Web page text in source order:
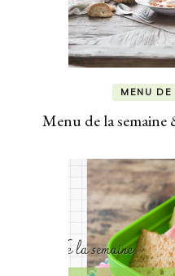
MENU
Menu de la